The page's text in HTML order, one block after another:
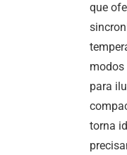
que
modos
para
torna